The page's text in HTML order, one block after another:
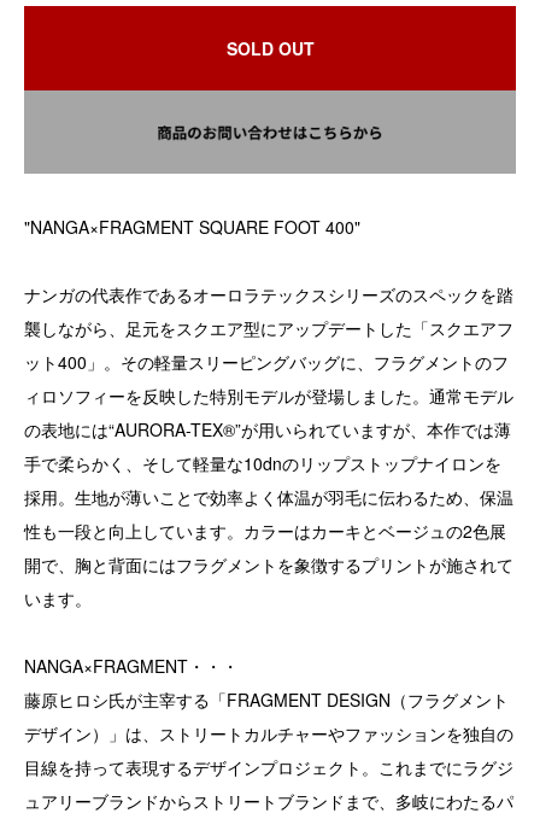
SOLD OUT
"NANGA×FRAGMENT SQUARE FOOT 400"
ナンガの代表作であるオーロラテックスシリーズのスペックを踏
襲しながら、足元をスクエア型にアップデートした「スクエアフ
ット400」。その軽量スリーピングバッグに、フラグメントのフ
ィロソフィーを反映した特別モデルが登場しました。通常モデル
の表地には“AURORA-TEX®︎”が用いられていますが、本作では薄
手で柔らかく、そして軽量な10dnのリップストップナイロンを
採用。生地が薄いことで効率よく体温が羽毛に伝わるため、保温
性も一段と向上しています。カラーはカーキとベージュの2色展
開で、胸と背面にはフラグメントを象徴するプリントが施されて
います。
NANGA×FRAGMENT・・・
藤原ヒロシ氏が主宰する「FRAGMENT DESIGN（フラグメント
デザイン）」は、ストリートカルチャーやファッションを独自の
目線を持って表現するデザインプロジェクト。これまでにラグジ
ュアリーブランドからストリートブランドまで、多岐にわたるパ